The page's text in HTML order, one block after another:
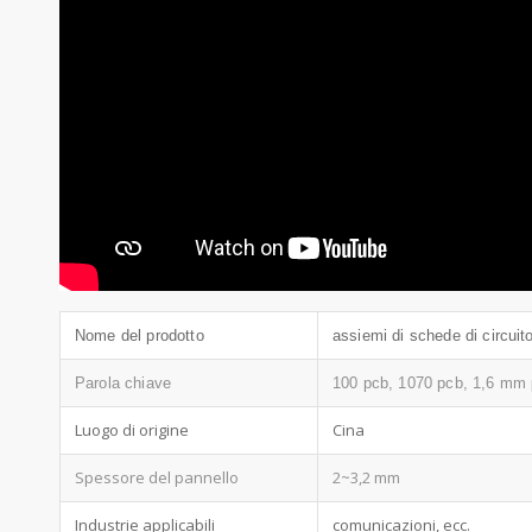
Nome del prodotto assiemi di schede di circuito
Parola chiave 100 pcb, 1070 pcb, 1,6
Luogo di origine Cina
Spessore del pannello 2~3,2 mm
Industrie applicabili comunicazioni, ecc.